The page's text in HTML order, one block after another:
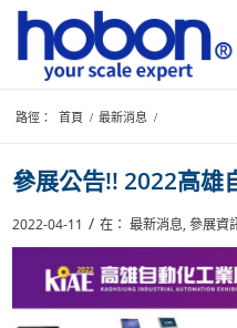
路徑： 首頁 / 最新消息 /
參展公告!! 2022高雄
2022-04-11 / 在：最新消息,參展資